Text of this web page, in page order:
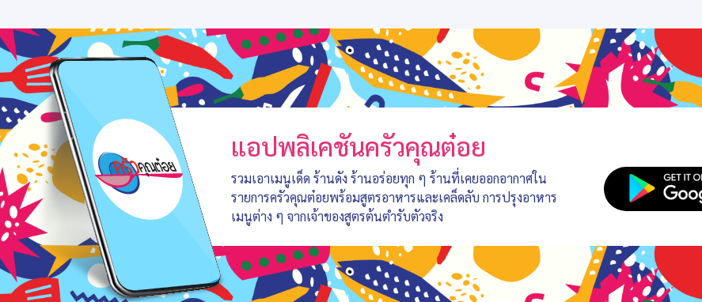
แอปพลิเคชันครัวคุณต๋อย
รวมเอาเมนูเด็ด ร้านดัง ร้านอร่อยทุก ๆ ร้านที่เคยออกอากาศใน
รายการครัวคุณต๋อยพร้อมสูตรอาหารและเคล็ดลับ การปรุงอาหาร
เมนูต่าง ๆ จากเจ้าของสูตรต้นตำรับตัวจริง